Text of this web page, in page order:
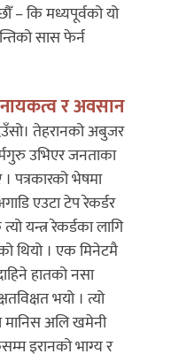
– कि मध्यपूर्वको यो
सास फेर्न
र अवसान
तेहरानको अबुजर
उभिएर जनताका
पत्रकारको भेषमा
एउटा टेप रेकर्डर
यन्त्र रेकर्डका लागि
थियो । एक मिनेटमै
हातको नसा
भयो । त्यो
अलि खमेनी
इरानको भाग्य र